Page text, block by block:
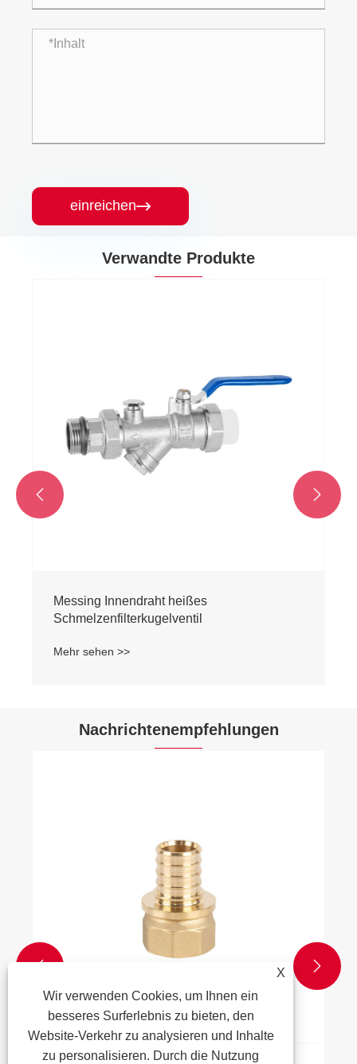
einreichen
Verwandte Produkte
Messing Innendraht heißes
Schmelzenfilterkugelventil
Mehr sehen >>
 
Nachrichtenempfehlungen
 
X
Wir verwenden Cookies, um Ihnen ein
besseres Surferlebnis zu bieten, den
Website-Verkehr zu analysieren und Inhalte
zu personalisieren. Durch die Nutzung